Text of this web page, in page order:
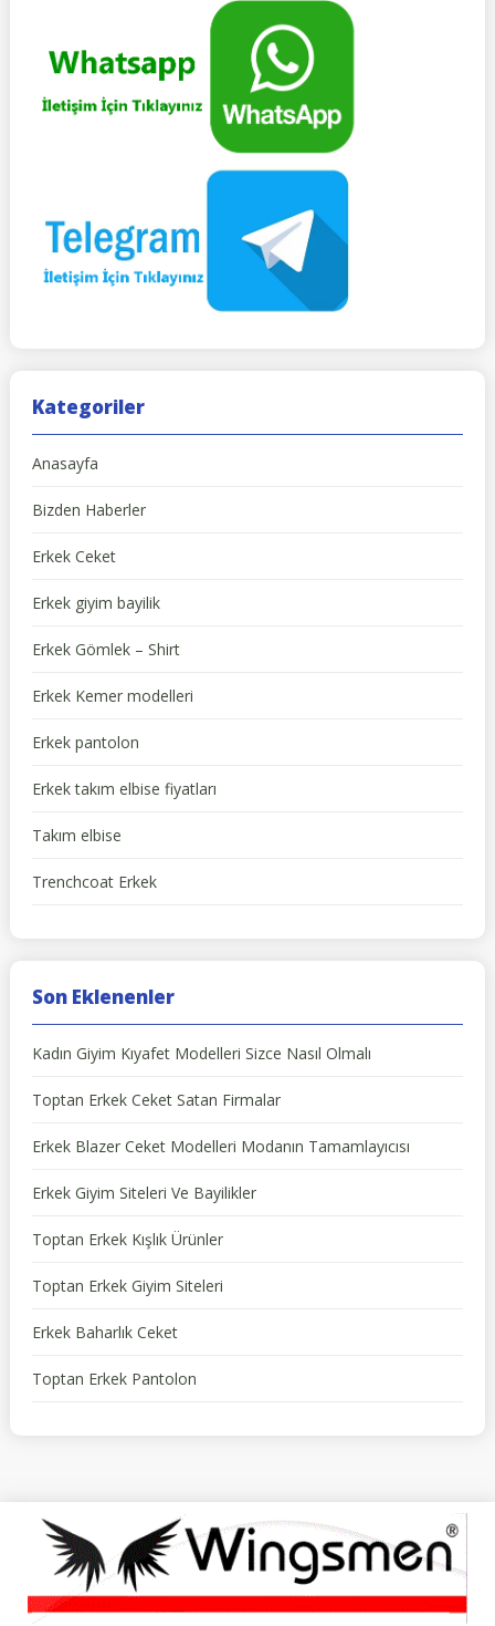
Kategoriler
Anasayfa
Bizden Haberler
Erkek Ceket
Erkek giyim bayilik
Erkek Gömlek – Shirt
Erkek Kemer modelleri
Erkek pantolon
Erkek takım elbise fiyatları
Takım elbise
Trenchcoat Erkek
Son Eklenenler
Kadın Giyim Kıyafet Modelleri Sizce Nasıl Olmalı
Toptan Erkek Ceket Satan Firmalar
Erkek Blazer Ceket Modelleri Modanın Tamamlayıcısı
Erkek Giyim Siteleri Ve Bayilikler
Toptan Erkek Kışlık Ürünler
Toptan Erkek Giyim Siteleri
Erkek Baharlık Ceket
Toptan Erkek Pantolon